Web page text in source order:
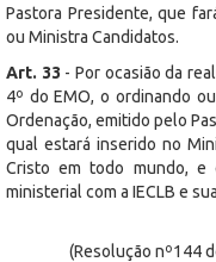
Pastora Presidente, que
ou Ministra Candidatos.
Art. 33 - Por ocasião da
4º do EMO, o ordinando
Ordenação, emitido pelo
qual estará inserido no
Cristo em todo mundo, e
ministerial com a IECLB e
(Resolução nº144